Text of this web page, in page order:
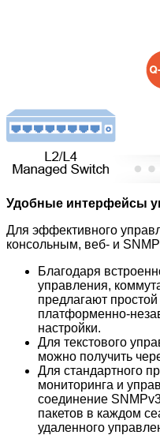
Удобные интерфейсы
Для эффективного
консольным, веб- и
Благодаря
управления,
предлагают
платформенно-
настройки.
Для текстового
можно получить
Для стандартного
мониторинга и
соединение
пакетов в каждом
удаленного